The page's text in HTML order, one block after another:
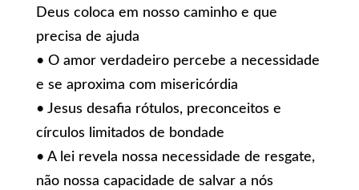
Deus coloca em nosso caminho e que
precisa de ajuda
• O amor verdadeiro percebe a necessidade
e se aproxima com misericórdia
• Jesus desafia rótulos, preconceitos e
círculos limitados de bondade
• A lei revela nossa necessidade de resgate,
não nossa capacidade de salvar a nós